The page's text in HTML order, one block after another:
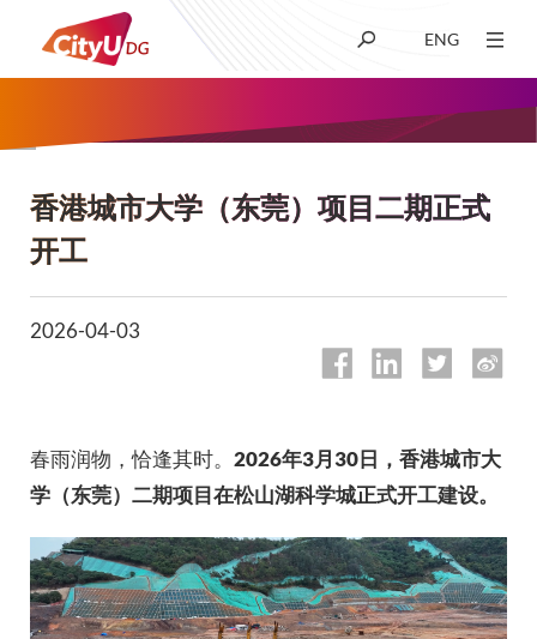
ENG
学术
招生
科研
新闻及媒体
面
包
屑
香港城市大学（东莞）项目二期正式
开工
2026-04-03
春雨润物，恰逢其时。 2026年3月30日，香港城市大
学（东莞）二期项目在松山湖科学城正式开工建设。